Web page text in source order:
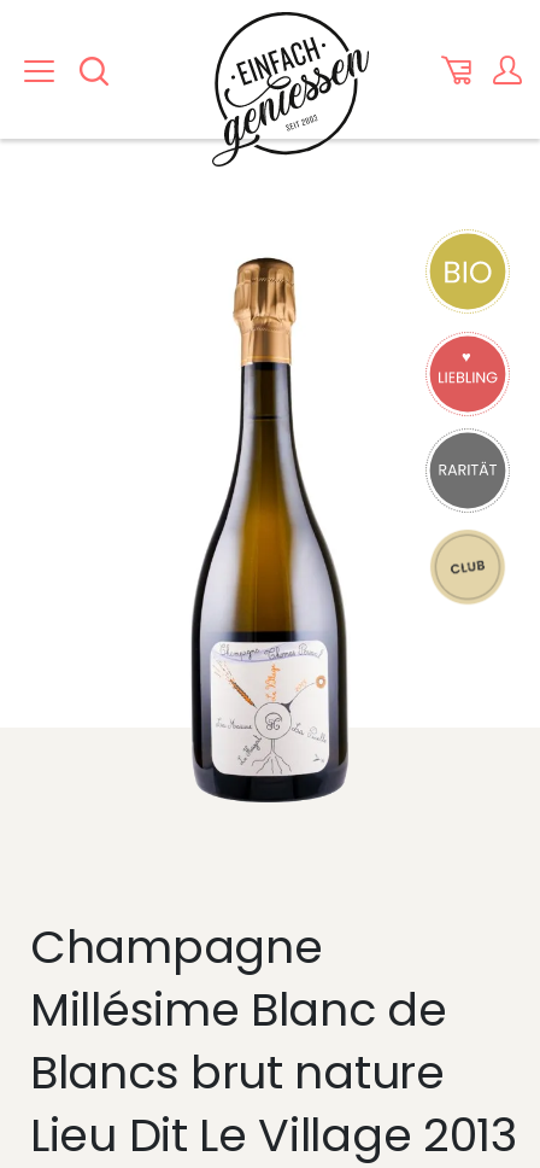
Champagne
Millésime Blanc de
Blancs brut nature
Lieu Dit Le Village 2013